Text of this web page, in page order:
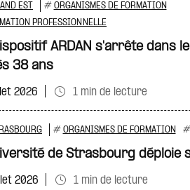
EST # ORGANISMES DE FORMATION
PROFESSIONNELLE
ARDAN s'arrête dans
38 ans
2026 1 min de lecture
# ORGANISMES DE FORMATION #
de Strasbourg déploie
2026 1 min de lecture